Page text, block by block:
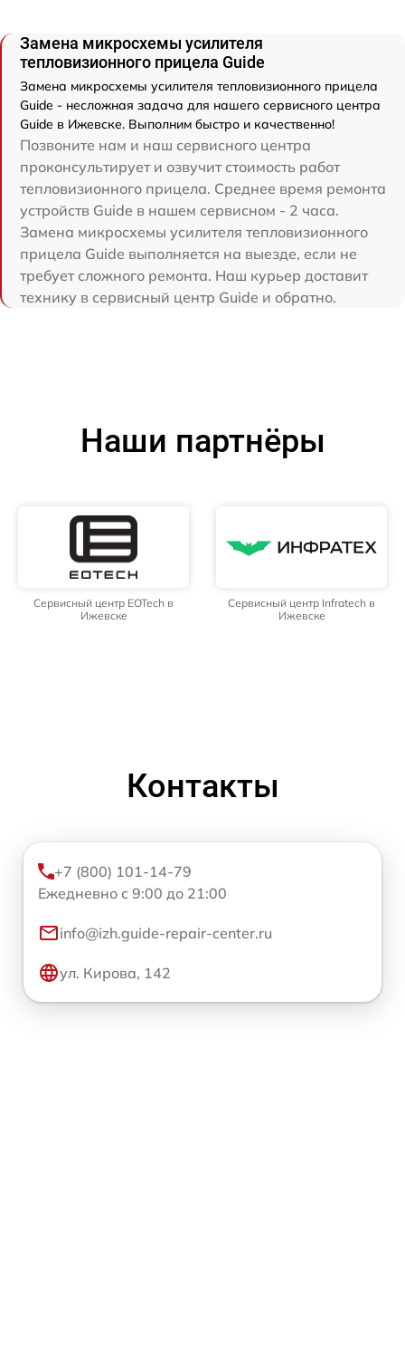
Замена микросхемы усилителя
тепловизионного прицела Guide
Замена микросхемы усилителя тепловизионного прицела
Guide - несложная задача для нашего сервисного центра
Guide в Ижевске. Выполним быстро и качественно!
Позвоните нам и наш сервисного центра
проконсультирует и озвучит стоимость работ
тепловизионного прицела. Среднее время ремонта
устройств Guide в нашем сервисном - 2 часа.
Замена микросхемы усилителя тепловизионного
прицела Guide выполняется на выезде, если не
требует сложного ремонта. Наш курьер доставит
технику в сервисный центр Guide и обратно.
Наши партнёры
Сервисный центр EOTech в
Ижевске
Сервисный центр Infratech в
Ижевске
Контакты
+7 (800) 101-14-79
Ежедневно с 9:00 до 21:00
info@izh.guide-repair-center.ru
ул. Кирова, 142